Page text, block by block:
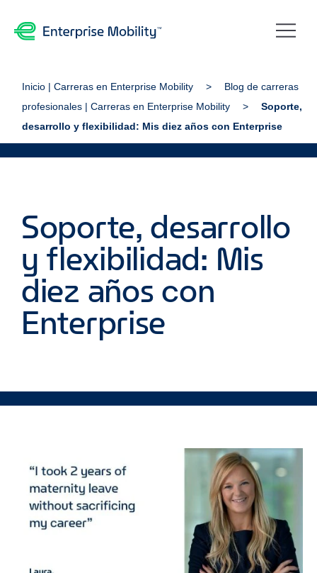
Inicio | Carreras en Enterprise Mobility
Blog de carreras
profesionales | Carreras en Enterprise Mobility
Soporte,
desarrollo y flexibilidad: Mis diez años con Enterprise
Soporte, desarrollo
y flexibilidad: Mis
diez años con
Enterprise